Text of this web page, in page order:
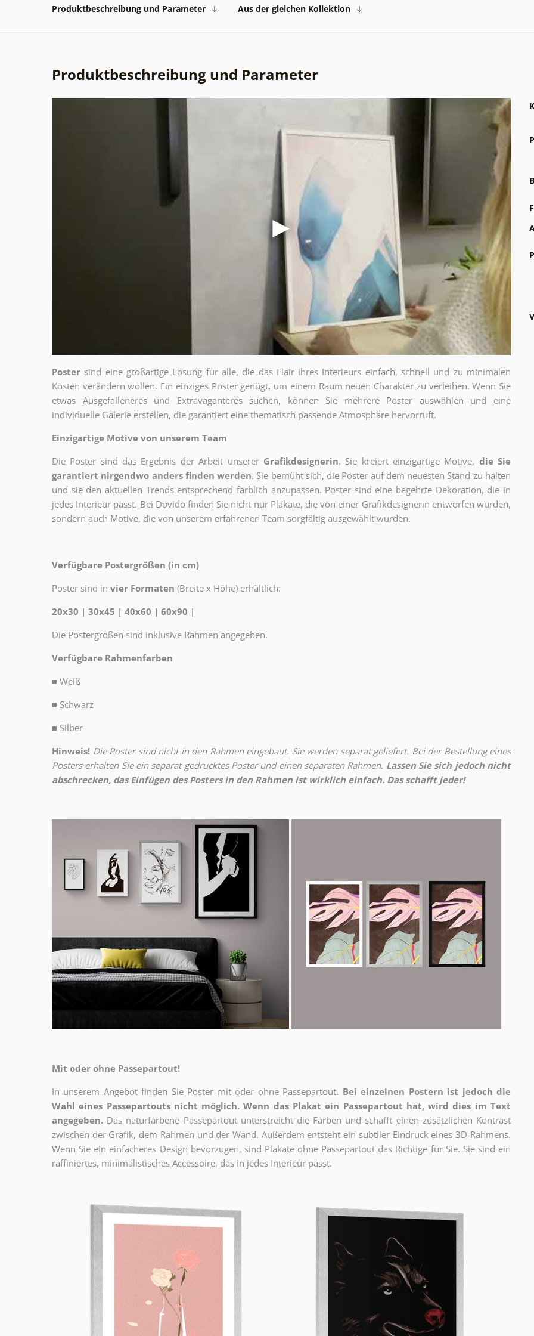
Produktbeschreibung und Parameter Aus der gleichen Kollektion
Produktbeschreibung und Parameter
Poster sind eine großartige Lösung für alle, die das Flair ihres Interieurs einfach, schnell und zu minimalen
Kosten verändern wollen. Ein einziges Poster genügt, um einem Raum neuen Charakter zu verleihen. Wenn Sie
etwas Ausgefalleneres und Extravaganteres suchen, können Sie mehrere Poster auswählen und eine
individuelle Galerie erstellen, die garantiert eine thematisch passende Atmosphäre hervorruft.
Einzigartige Motive von unserem Team
Die Poster sind das Ergebnis der Arbeit unserer Grafikdesignerin. Sie kreiert einzigartige Motive, die Sie
garantiert nirgendwo anders finden werden. Sie bemüht sich, die Poster auf dem neuesten Stand zu halten
und sie den aktuellen Trends entsprechend farblich anzupassen. Poster sind eine begehrte Dekoration, die in
jedes Interieur passt. Bei Dovido finden Sie nicht nur Plakate, die von einer Grafikdesignerin entworfen wurden,
sondern auch Motive, die von unserem erfahrenen Team sorgfältig ausgewählt wurden.
Verfügbare Postergrößen (in cm)
Poster sind in vier Formaten (Breite x Höhe) erhältlich:
20x30 | 30x45 | 40x60 | 60x90 |
Die Postergrößen sind inklusive Rahmen angegeben.
Verfügbare Rahmenfarben
■ Weiß
■ Schwarz
■ Silber
Hinweis! Die Poster sind nicht in den Rahmen eingebaut. Sie werden separat geliefert. Bei der Bestellung eines
Posters erhalten Sie ein separat gedrucktes Poster und einen separaten Rahmen. Lassen Sie sich jedoch nicht
abschrecken, das Einfügen des Posters in den Rahmen ist wirklich einfach. Das schafft jeder!
Mit oder ohne Passepartout!
In unserem Angebot finden Sie Poster mit oder ohne Passepartout. Bei einzelnen Postern ist jedoch die
Wahl eines Passepartouts nicht möglich. Wenn das Plakat ein Passepartout hat, wird dies im Text
angegeben. Das naturfarbene Passepartout unterstreicht die Farben und schafft einen zusätzlichen Kontrast
zwischen der Grafik, dem Rahmen und der Wand. Außerdem entsteht ein subtiler Eindruck eines 3D-Rahmens.
Wenn Sie ein einfacheres Design bevorzugen, sind Plakate ohne Passepartout das Richtige für Sie. Sie sind ein
raffiniertes, minimalistisches Accessoire, das in jedes Interieur passt.